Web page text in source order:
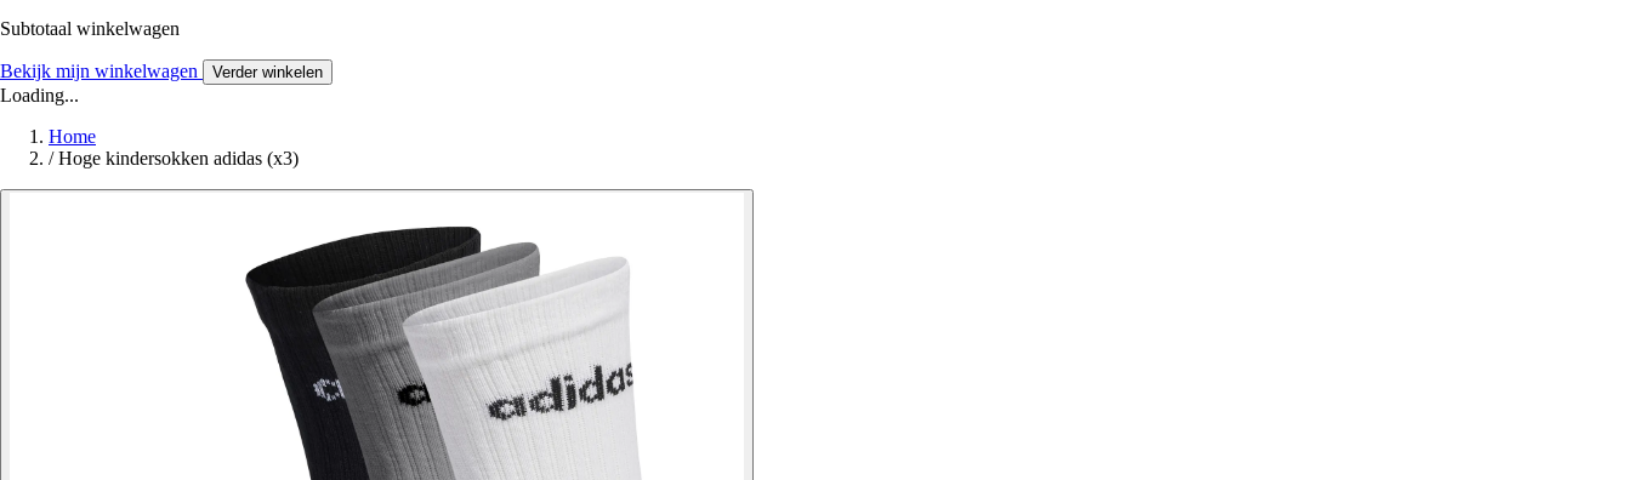
Subtotaal winkelwagen
Bekijk mijn winkelwagen Verder winkelen
Loading...
Home
/ Hoge kindersokken adidas (x3)